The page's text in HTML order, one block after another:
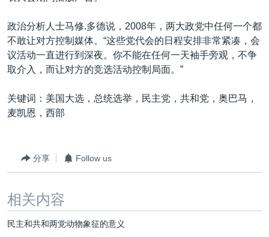
政治分析人士马修.多德说，2008年，两大政党中任何一个都
不敢让对方控制媒体。“这些党代会的日程安排非常紧凑，会
议活动一直进行到深夜。你不能在任何一天袖手旁观，不争
取介入，而让对方的竞选活动控制局面。”
关键词：美国大选，总统选举，民主党，共和党，奥巴马，
麦凯恩，西部
分享 Follow us
相关内容
民主和共和两党动物象征的意义